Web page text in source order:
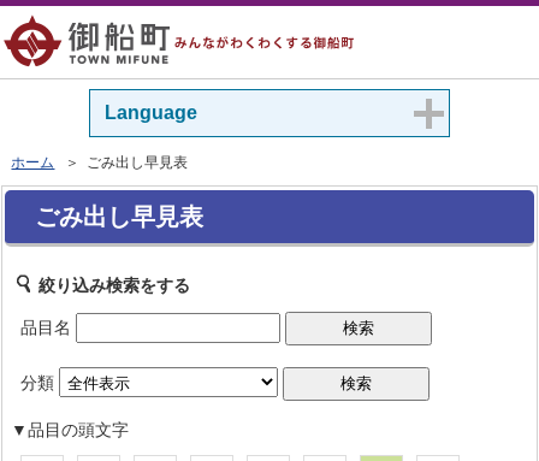
Language
ホーム ＞ ごみ出し早見表
ごみ出し早見表
絞り込み検索をする
品目名
分類
▼品目の頭文字